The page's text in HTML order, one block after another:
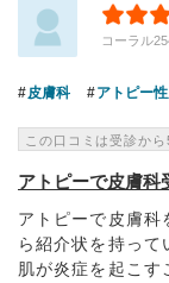
コーラル
皮膚科 アトピー
この口コミは受診か
アトピーで皮膚科
アトピーで皮膚科
ら紹介状を持って
肌が炎症を起こす